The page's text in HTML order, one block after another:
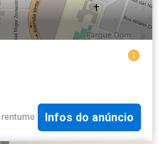
rentumo Infos do anúncio